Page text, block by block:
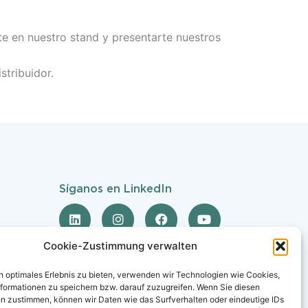
Cookie-Zustimmung verwalten
optimales Erlebnis zu bieten, verwenden wir Technologien wie Cookies,
zu speichern bzw. darauf zuzugreifen. Wenn Sie diesen
zustimmen, können wir Daten wie das Surfverhalten oder eindeutige IDs
en nuestro stand y presentarte nuestros
Síganos en LinkedIn
L
i
k
d
i
n
I
n
t
g
r
a
F
a
e
o
o
k
Y
o
b
e